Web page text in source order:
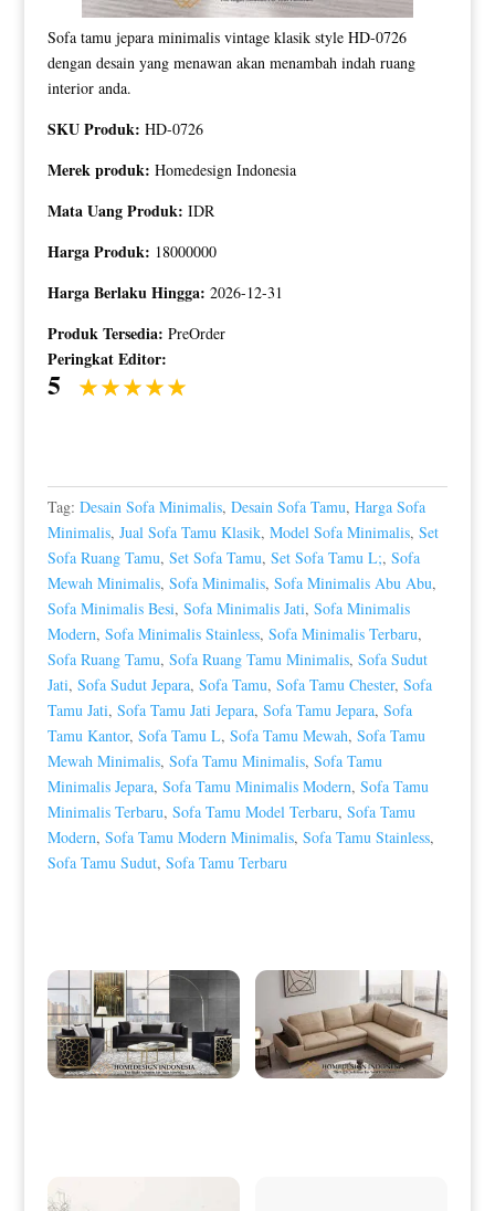
Sofa tamu jepara minimalis vintage klasik style HD-0726
dengan desain yang menawan akan menambah indah ruang
interior anda.
SKU Produk: HD-0726
Merek produk: Homedesign Indonesia
Mata Uang Produk: IDR
Harga Produk: 18000000
Harga Berlaku Hingga: 2026-12-31
Produk Tersedia: PreOrder
Peringkat Editor:
5
Tag: Desain Sofa Minimalis, Desain Sofa Tamu, Harga Sofa
Minimalis, Jual Sofa Tamu Klasik, Model Sofa Minimalis, Set
Sofa Ruang Tamu, Set Sofa Tamu, Set Sofa Tamu L;, Sofa
Mewah Minimalis, Sofa Minimalis, Sofa Minimalis Abu Abu,
Sofa Minimalis Besi, Sofa Minimalis Jati, Sofa Minimalis
Modern, Sofa Minimalis Stainless, Sofa Minimalis Terbaru,
Sofa Ruang Tamu, Sofa Ruang Tamu Minimalis, Sofa Sudut
Jati, Sofa Sudut Jepara, Sofa Tamu, Sofa Tamu Chester, Sofa
Tamu Jati, Sofa Tamu Jati Jepara, Sofa Tamu Jepara, Sofa
Tamu Kantor, Sofa Tamu L, Sofa Tamu Mewah, Sofa Tamu
Mewah Minimalis, Sofa Tamu Minimalis, Sofa Tamu
Minimalis Jepara, Sofa Tamu Minimalis Modern, Sofa Tamu
Minimalis Terbaru, Sofa Tamu Model Terbaru, Sofa Tamu
Modern, Sofa Tamu Modern Minimalis, Sofa Tamu Stainless,
Sofa Tamu Sudut, Sofa Tamu Terbaru